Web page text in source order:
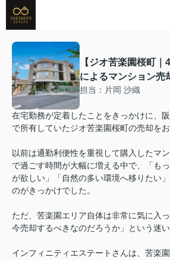
【ジオ苦楽園桜町
によるマンション売
担当：片岡 沙織
在宅勤務が定着したことをきっかけに、
で所有していたジオ苦楽園桜町の売却をお
以前は通勤利便性を重視して購入したマ
で過ごす時間が大幅に増える中で、「も
が欲しい」「自然の多い環境へ移りたい
のがきっかけでした。
ただ、苦楽園エリア自体は非常に気に入
今売却するべきなのだろうか」という迷
インフィニティエステートさんは、苦楽